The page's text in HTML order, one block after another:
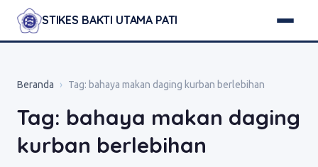
STIKES BAKTI UTAMA PATI
Beranda › Tag: bahaya makan daging kurban berlebihan
Tag: bahaya makan daging
kurban berlebihan